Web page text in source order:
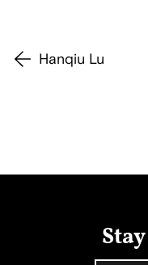
Hanqiu Lu